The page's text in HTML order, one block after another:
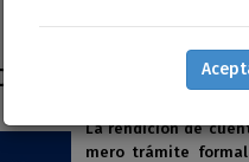
PROPIETARIOS
La rendición de
mero trámite